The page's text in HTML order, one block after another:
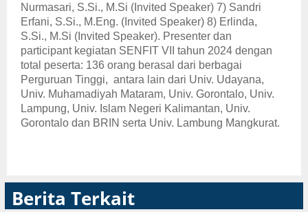
Nurmasari, S.Si., M.Si (Invited Speaker) 7) Sandri
Erfani, S.Si., M.Eng. (Invited Speaker) 8) Erlinda,
S.Si., M.Si (Invited Speaker). Presenter dan
participant kegiatan SENFIT VII tahun 2024 dengan
total peserta: 136 orang berasal dari berbagai
Perguruan Tinggi, antara lain dari Univ. Udayana,
Univ. Muhamadiyah Mataram, Univ. Gorontalo, Univ.
Lampung, Univ. Islam Negeri Kalimantan, Univ.
Gorontalo dan BRIN serta Univ. Lambung Mangkurat.
Berita Terkait